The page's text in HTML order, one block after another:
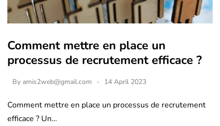
Comment mettre en place un
processus de recrutement efficace ?
By amis2web@gmail.com 14 April 2023
Comment mettre en place un processus de recrutement
efficace ? Un…